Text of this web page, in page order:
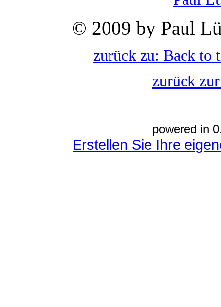
© 2009 by Paul
zurück zu: Back to
zurück
powered in
Erstellen Sie Ihre